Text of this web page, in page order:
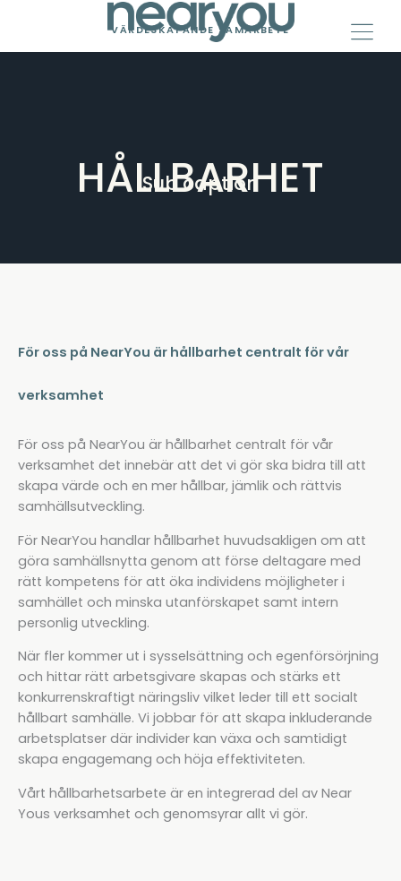
content
VÄRDESKAPANDE SAMARBETE
HÅLLBARHET
Sub caption
För oss på NearYou är hållbarhet centralt för vår
verksamhet
För oss på NearYou är hållbarhet centralt för vår
verksamhet det innebär att det vi gör ska bidra till att
skapa värde och en mer hållbar, jämlik och rättvis
samhällsutveckling.
För NearYou handlar hållbarhet huvudsakligen om att
göra samhällsnytta genom att förse deltagare med
rätt kompetens för att öka individens möjligheter i
samhället och minska utanförskapet samt intern
personlig utveckling.
När fler kommer ut i sysselsättning och egenförsörjning
och hittar rätt arbetsgivare skapas och stärks ett
konkurrenskraftigt näringsliv vilket leder till ett socialt
hållbart samhälle. Vi jobbar för att skapa inkluderande
arbetsplatser där individer kan växa och samtidigt
skapa engagemang och höja effektiviteten.
Vårt hållbarhetsarbete är en integrerad del av Near
Yous verksamhet och genomsyrar allt vi gör.